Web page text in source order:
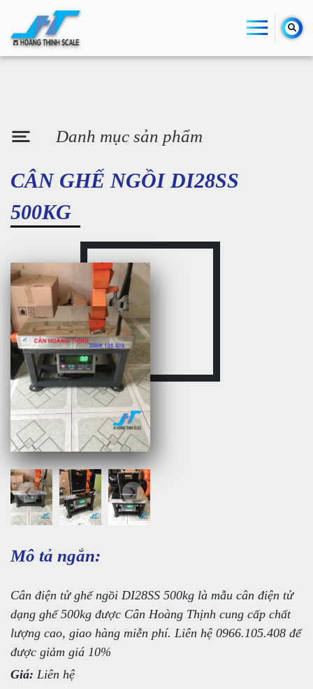
Danh mục sản phẩm
CÂN GHẾ NGỒI DI28SS
500KG
Mô tả ngắn:
Cân điện tử ghế ngồi DI28SS 500kg là mẫu cân điện tử
dạng ghế 500kg được Cân Hoàng Thịnh cung cấp chất
lượng cao, giao hàng miễn phí. Liên hệ 0966.105.408 để
được giảm giá 10%
Giá: Liên hệ